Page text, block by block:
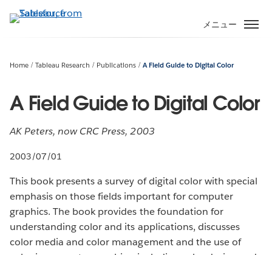
イ
ツ
移
メニュー
Home Tableau Research Publications A Field Guide to Digital Color
A Field Guide to Digital Color
AK Peters, now CRC Press, 2003
2003/07/01
This book presents a survey of digital color with special
emphasis on those fields important for computer
graphics. The book provides the foundation for
understanding color and its applications, discusses
color media and color management and the use of